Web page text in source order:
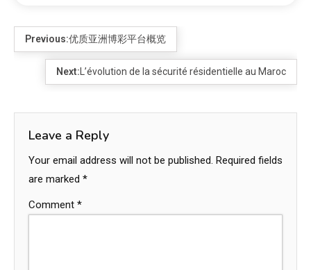
Previous:优质亚洲博彩平台概览
Next:L’évolution de la sécurité résidentielle au Maroc
Leave a Reply
Your email address will not be published. Required fields
are marked *
Comment *